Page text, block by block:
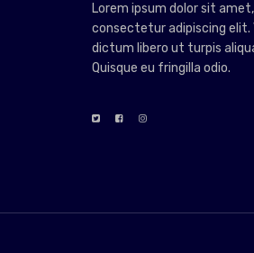
Lorem ipsum dolor sit amet,
consectetur adipiscing elit.
dictum libero ut turpis
Quisque eu fringilla odio.